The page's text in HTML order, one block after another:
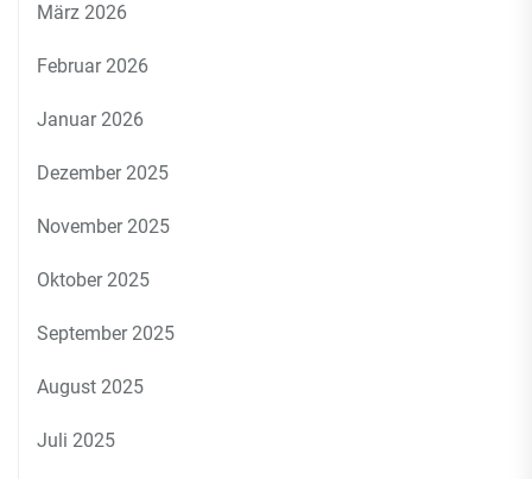
März 2026
Februar 2026
Januar 2026
Dezember 2025
November 2025
Oktober 2025
September 2025
August 2025
Juli 2025